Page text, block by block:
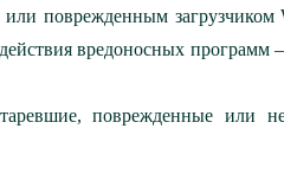
поврежденным загрузчиком
вредоносных
поврежденные или